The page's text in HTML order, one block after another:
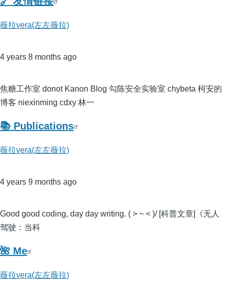
薇拉vera(左左薇拉)
4 years 8 months ago
焦糖工作室 donot Kanon Blog 勾陈安全实验室 chybeta 柯安的
博客 niexinming cdxy 林一
📚 Publications
薇拉vera(左左薇拉)
4 years 9 months ago
Good good coding, day day writing. ( > ~ < )/ [科普文章]《无人
驾驶：当科
🌺 Me
薇拉vera(左左薇拉)